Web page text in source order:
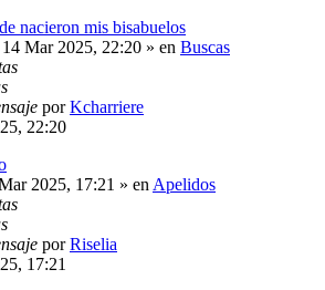
nacieron mis bisabuelos
14 Mar 2025, 22:20 » en Buscas
porKcharriere
22:20
2025, 17:21 » en Apelidos
porRiselia
17:21